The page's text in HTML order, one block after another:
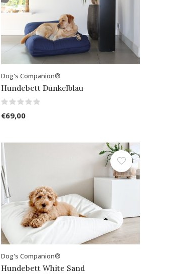
Dog's Companion®
Hundebett Dunkelblau
€69,00
Dog's Companion®
Hundebett White Sand